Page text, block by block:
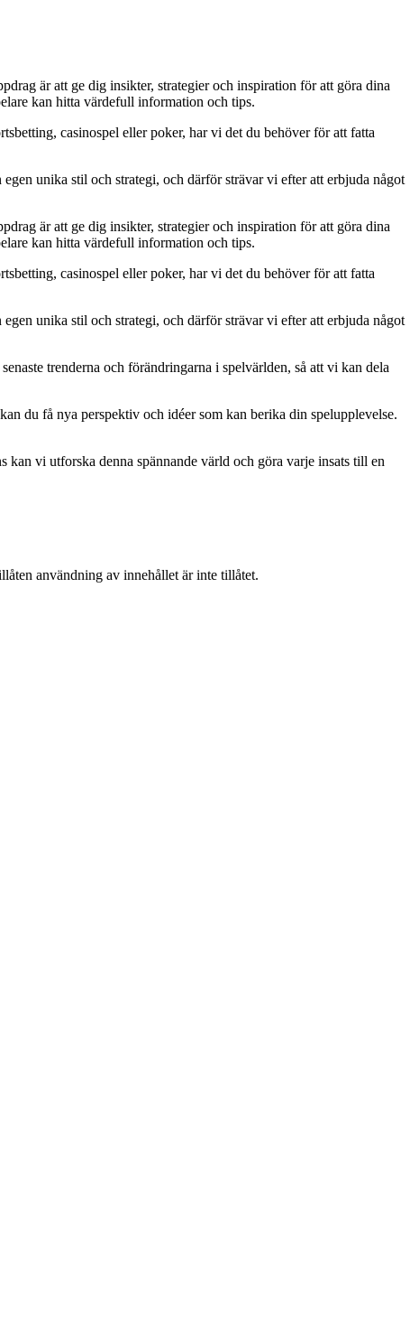
är att ge dig insikter, strategier och inspiration för att göra dina
kan hitta värdefull information och tips.
casinospel eller poker, har vi det du behöver för att fatta
unika stil och strategi, och därför strävar vi efter att erbjuda något
är att ge dig insikter, strategier och inspiration för att göra dina
kan hitta värdefull information och tips.
casinospel eller poker, har vi det du behöver för att fatta
unika stil och strategi, och därför strävar vi efter att erbjuda något
trenderna och förändringarna i spelvärlden, så att vi kan dela
du få nya perspektiv och idéer som kan berika din spelupplevelse.
vi utforska denna spännande värld och göra varje insats till en
användning av innehållet är inte tillåtet.